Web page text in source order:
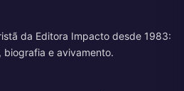
da Editora Impacto desde 1983:
e avivamento.